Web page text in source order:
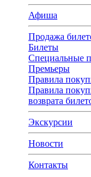
Афиша
Продажа
Билеты
Специальные
Премьеры
Правила
Правила
возврата
Экскурсии
Новости
Контакты